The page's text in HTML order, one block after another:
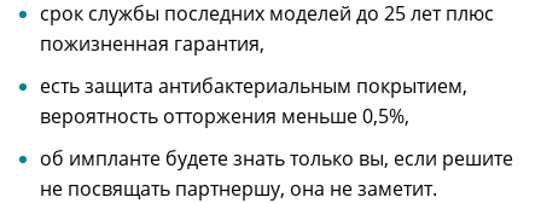
срок службы последних моделей до 25 лет плюс
пожизненная гарантия,
есть защита антибактериальным покрытием,
вероятность отторжения меньше 0,5%,
об импланте будете знать только вы, если решите
не посвящать партнершу, она не заметит.